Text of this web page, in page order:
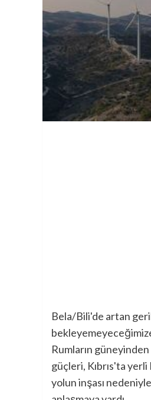
Bela/Bili'de artan
Rumların
güçleri, Kıbrıs'ta yerli
yolun inşası